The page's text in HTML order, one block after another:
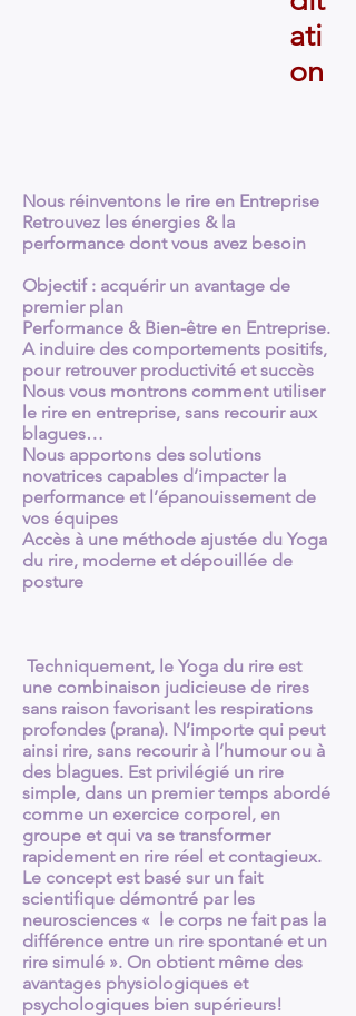
ati
on
Nous réinventons le rire en Entreprise
Retrouvez les énergies & la
performance dont vous avez besoin
Objectif : acquérir un avantage de
premier plan
Performance & Bien-être en Entreprise.
A induire des comportements positifs,
pour retrouver productivité et succès
Nous vous montrons comment utiliser
le rire en entreprise, sans recourir aux
blagues…
Nous apportons des solutions
novatrices capables d’impacter la
performance et l’épanouissement de
vos équipes
Accès à une méthode ajustée du Yoga
du rire, moderne et dépouillée de
posture
Techniquement, le Yoga du rire est
une combinaison judicieuse de rires
sans raison favorisant les respirations
profondes (prana). N’importe qui peut
ainsi rire, sans recourir à l’humour ou à
des blagues. Est privilégié un rire
simple, dans un premier temps abordé
comme un exercice corporel, en
groupe et qui va se transformer
rapidement en rire réel et contagieux.
Le concept est basé sur un fait
scientifique démontré par les
neurosciences « le corps ne fait pas la
différence entre un rire spontané et un
rire simulé ». On obtient même des
avantages physiologiques et
psychologiques bien supérieurs!